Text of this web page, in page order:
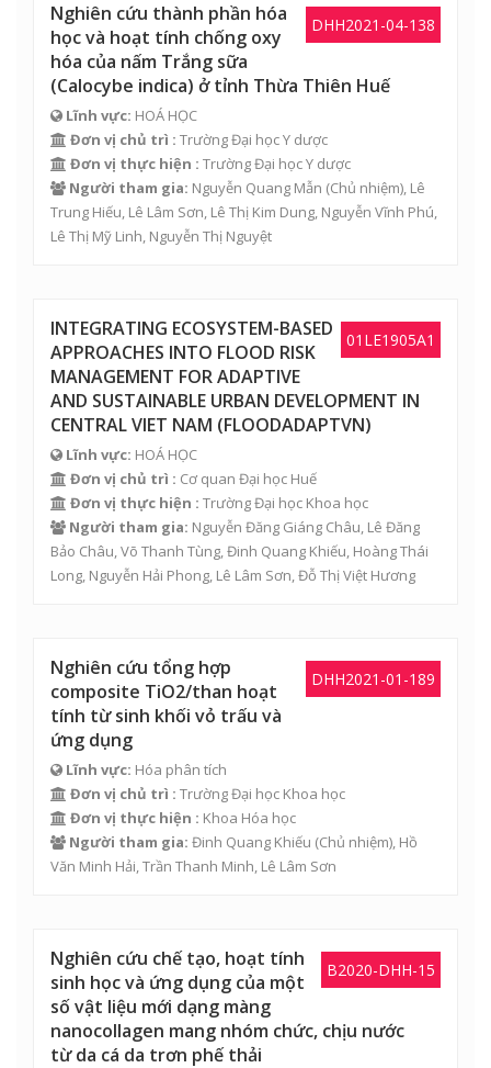
DHH2021-04-138
Nghiên cứu thành phần hóa
học và hoạt tính chống oxy
hóa của nấm Trắng sữa
(Calocybe indica) ở tỉnh Thừa Thiên Huế
Lĩnh vực: HOÁ HỌC
Đơn vị chủ trì : Trường Đại học Y dược
Đơn vị thực hiện : Trường Đại học Y dược
Người tham gia: Nguyễn Quang Mẫn (Chủ nhiệm), Lê
Trung Hiếu, Lê Lâm Sơn, Lê Thị Kim Dung, Nguyễn Vĩnh Phú,
Lê Thị Mỹ Linh, Nguyễn Thị Nguyệt
01LE1905A1
INTEGRATING ECOSYSTEM-BASED
APPROACHES INTO FLOOD RISK
MANAGEMENT FOR ADAPTIVE
AND SUSTAINABLE URBAN DEVELOPMENT IN
CENTRAL VIET NAM (FLOODADAPTVN)
Lĩnh vực: HOÁ HỌC
Đơn vị chủ trì : Cơ quan Đại học Huế
Đơn vị thực hiện : Trường Đại học Khoa học
Người tham gia: Nguyễn Đăng Giáng Châu, Lê Đăng
Bảo Châu,Võ Thanh Tùng,Đinh Quang Khiếu, Hoàng Thái
Long, Nguyễn Hải Phong, Lê Lâm Sơn,Đỗ Thị Việt Hương
DHH2021-01-189
Nghiên cứu tổng hợp
composite TiO2/than hoạt
tính từ sinh khối vỏ trấu và
ứng dụng
Lĩnh vực: Hóa phân tích
Đơn vị chủ trì : Trường Đại học Khoa học
Đơn vị thực hiện : Khoa Hóa học
Người tham gia: Đinh Quang Khiếu (Chủ nhiệm), Hồ
Văn Minh Hải,Trần Thanh Minh, Lê Lâm Sơn
B2020-DHH-15
Nghiên cứu chế tạo, hoạt tính
sinh học và ứng dụng của một
số vật liệu mới dạng màng
nanocollagen mang nhóm chức, chịu nước
từ da cá da trơn phế thải